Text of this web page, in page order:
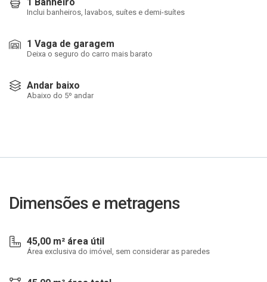
Inclui banheiros, lavabos, suítes e demi-suítes
1 Vaga de garagem
Deixa o seguro do carro mais barato
Andar baixo
Abaixo do 5º andar
Dimensões e metragens
45,00 m² área útil
Área exclusiva do imóvel, sem considerar as paredes